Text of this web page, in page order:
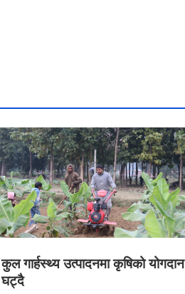
कुल गार्हस्थ्य उत्पादनमा कृषिको योगदान
घट्दै